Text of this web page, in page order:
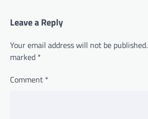
Leave a Reply
Your email address will not be published.
marked *
Comment *